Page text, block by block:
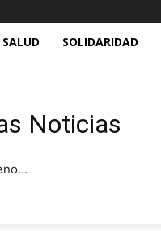
SALUD SOLIDARIDAD
Noticias